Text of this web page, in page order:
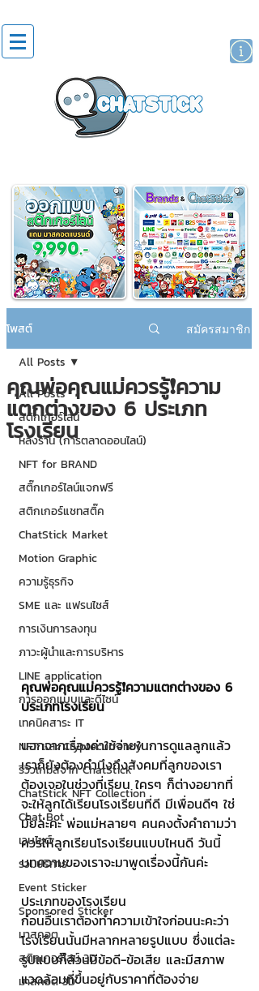
โพสต์ สมัครสมาชิก
All Posts
สติกเกอร์ไลน์
หลังร้าน (การตลาดออนไลน์)
NFT for BRAND
สติ๊กเกอร์ไลน์แจกฟรี
สติกเกอร์แชทสติ๊ค
ChatStick Market
Motion Graphic
ความรู้ธุรกิจ
SME และ แฟรนไชส์
การเงินการลงทุน
ภาวะผู้นำและการบริหาร
LINE application
การออกแบบและดีไซน์
เทคนิคสาระ IT
NFT และ Cryptocurrency
รีวิวเกมส์จาก ChatStick
ChatStick NFT Collection
Chat Bot
เวบไซต์
รวมบริการ
Event Sticker
Sponsored Sticker
มาสคอต
สติกเกอร์ไลน์ 3D
มาสคอต 3D
All Posts
คุณพ่อคุณแม่ควรรู้❗️ความ
แตกต่างของ 6 ประเภท
โรงเรียน
คุณพ่อคุณแม่ควรรู้❗️ความแตกต่างของ 6
ประเภทโรงเรียน
นอกจากเรื่องค่าใช้จ่ายในการดูแลลูกแล้ว
เราก็ยังต้องคำนึงถึงสังคมที่ลูกของเรา
ต้องเจอในช่วงที่เรียน ใครๆ ก็ต่างอยากที่
จะให้ลูกได้เรียนโรงเรียนที่ดี มีเพื่อนดีๆ ใช่
มั้ยล่ะคะ พ่อแม่หลายๆ คนคงตั้งคำถามว่า
ควรให้ลูกเรียนโรงเรียนแบบไหนดี วันนี้
บทความของเราจะมาพูดเรื่องนี้กันค่ะ
ประเภทของโรงเรียน
ก่อนอื่นเราต้องทำความเข้าใจก่อนนะคะว่า
โรงเรียนนั้นมีหลากหลายรูปแบบ ซึ่งแต่ละ
รูปแบบก็ล้วนมีข้อดี-ข้อเสีย และมีสภาพ
แวดล้อมที่ขึ้นอยู่กับราคาที่ต้องจ่าย